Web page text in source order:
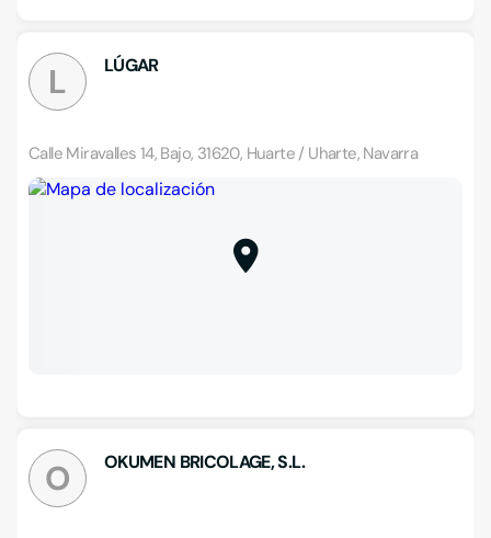
L LÚGAR
Calle Miravalles 14, Bajo, 31620, Huarte / Uharte, Navarra
O OKUMEN BRICOLAGE, S.L.